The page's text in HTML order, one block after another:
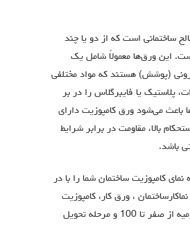
ساختمانی است که از دو یا چند
این ورق‌ها معمولاً شامل یک
(پوشش) هستند که مواد مختلفی
پلاستیک یا فایبرگلاس را در بر
باعث می‌شود ورق کامپوزیت دارای
بالا، مقاومت در برابر شرایط
باشد.
کامپوزیت ساختمان شما را با در
، ورق كار، كامپوزيت
كار و پيمانكاری ورق در ارومیه از صفر تا 100 و مرحله تحویل